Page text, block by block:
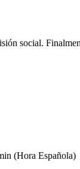
social.
(Hora Española)